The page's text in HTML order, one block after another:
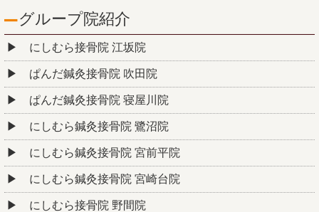
グループ院紹介
にしむら接骨院 江坂院
ぱんだ鍼灸接骨院 吹田院
ぱんだ鍼灸接骨院 寝屋川院
にしむら鍼灸接骨院 鷺沼院
にしむら鍼灸接骨院 宮前平院
にしむら鍼灸接骨院 宮崎台院
にしむら接骨院 野間院